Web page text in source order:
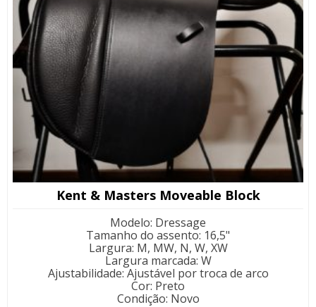
Kent & Masters Moveable Block
Modelo: Dressage
Tamanho do assento: 16,5"
Largura: M, MW, N, W, XW
Largura marcada: W
Ajustabilidade: Ajustável por troca de arco
Cor: Preto
Condição: Novo